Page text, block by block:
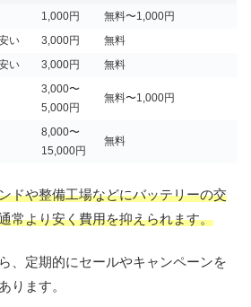
1,000円
無料〜1,000円
い 3,000円
無料
い 3,000円 無料
3,000〜
5,000円
無料〜1,000円
8,000〜
15,000円
無料
ドや整備工場などにバッテリーの交
常より安く費用を抑えられます。
、定期的にセールやキャンペーンを
ります。